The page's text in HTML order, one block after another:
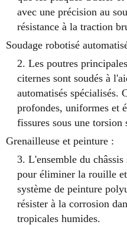
avec une précision au
résistance à la traction
Soudage robotisé
2. Les poutres
citernes sont soudés à
automatisés spécialisés.
profondes, uniformes et
fissures sous une torsion
Grenailleuse et peinture :
3. L'ensemble du
pour éliminer la rouille
système de peinture
résister à la corrosion
tropicales humides.